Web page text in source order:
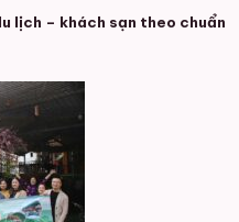
lịch – khách sạn theo chuẩn